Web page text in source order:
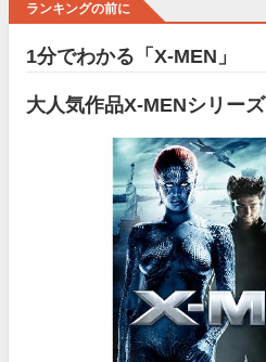
ランキングの前に
1分でわかる「X-MEN」
大人気作品X-MENシリーズ